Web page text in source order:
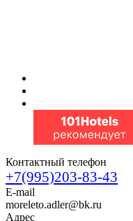
Контактный телефон
+7(995)203-83-43
E-mail
moreleto.adler@bk.ru
Адрес